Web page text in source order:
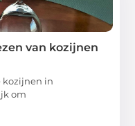
van kozijnen
kozijnen in
om